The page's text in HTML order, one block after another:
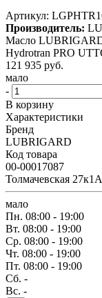
Артикул:
Производитель:
Масло
Hydrotran PRO
121 935 руб.
мало
-
В корзину
Характеристики
Бренд
LUBRIGARD
Код товара
00-00017087
Толмачевская 27к1А
мало
Пн. 08:00 - 19:00
Вт. 08:00 - 19:00
Ср. 08:00 - 19:00
Чт. 08:00 - 19:00
Пт. 08:00 - 19:00
Сб. -
Вс. -